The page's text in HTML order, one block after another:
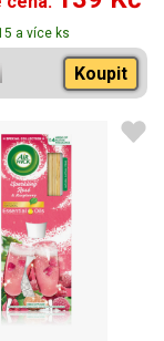
a více ks
Koupit